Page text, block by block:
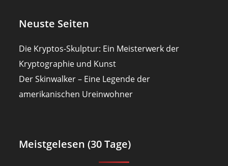
Neuste Seiten
Die Kryptos-Skulptur: Ein Meisterwerk der
Kryptographie und Kunst
Der Skinwalker – Eine Legende der
amerikanischen Ureinwohner
Meistgelesen (30 Tage)